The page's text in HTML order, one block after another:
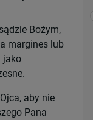
Bożym,
margines lub
jako
aby nie
Pana